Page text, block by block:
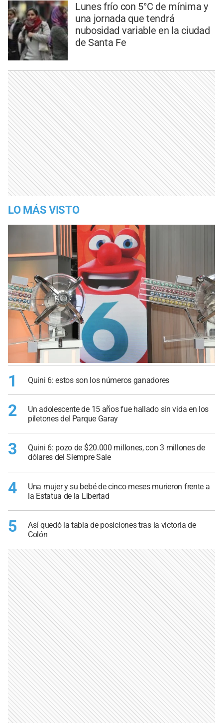
Lunes frío con 5°C de mínima y
una jornada que tendrá
nubosidad variable en la ciudad
de Santa Fe
LO MÁS VISTO
1 Quini 6: estos son los números ganadores
2
Un adolescente de 15 años fue hallado sin vida en los
piletones del Parque Garay
3
Quini 6: pozo de $20.000 millones, con 3 millones de
dólares del Siempre Sale
4
Una mujer y su bebé de cinco meses murieron frente a
la Estatua de la Libertad
5
Así quedó la tabla de posiciones tras la victoria de
Colón